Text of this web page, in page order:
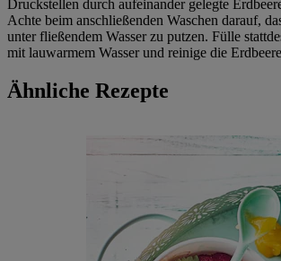
Druckstellen durch aufeinander gelegte
Achte beim anschließenden Waschen darauf,
unter fließendem Wasser zu putzen. Fülle
mit lauwarmem Wasser und reinige die
Ähnliche Rezepte